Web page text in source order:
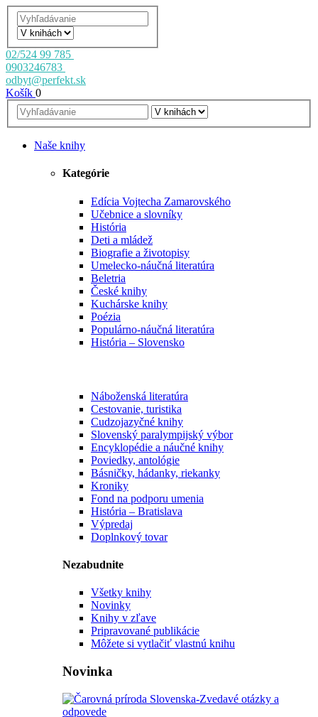
02/524 99 785
0903246783
odbyt@perfekt.sk
Košík 0
Naše knihy
Kategórie
Edícia Vojtecha Zamarovského
Učebnice a slovníky
História
Deti a mládež
Biografie a životopisy
Umelecko-náučná literatúra
Beletria
České knihy
Kuchárske knihy
Poézia
Populárno-náučná literatúra
História – Slovensko
Náboženská literatúra
Cestovanie, turistika
Cudzojazyčné knihy
Slovenský paralympijský výbor
Encyklopédie a náučné knihy
Poviedky, antológie
Básničky, hádanky, riekanky
Kroniky
Fond na podporu umenia
História – Bratislava
Výpredaj
Doplnkový tovar
Nezabudnite
Všetky knihy
Novinky
Knihy v zľave
Pripravované publikácie
Môžete si vytlačiť vlastnú knihu
Novinka